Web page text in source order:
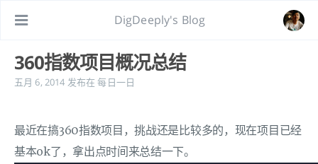
DigDeeply's Blog
360指数项目概况总结
五月 6, 2014 发布在 每日一日
最近在搞360指数项目，挑战还是比较多的，现在项目已经
基本ok了，拿出点时间来总结一下。